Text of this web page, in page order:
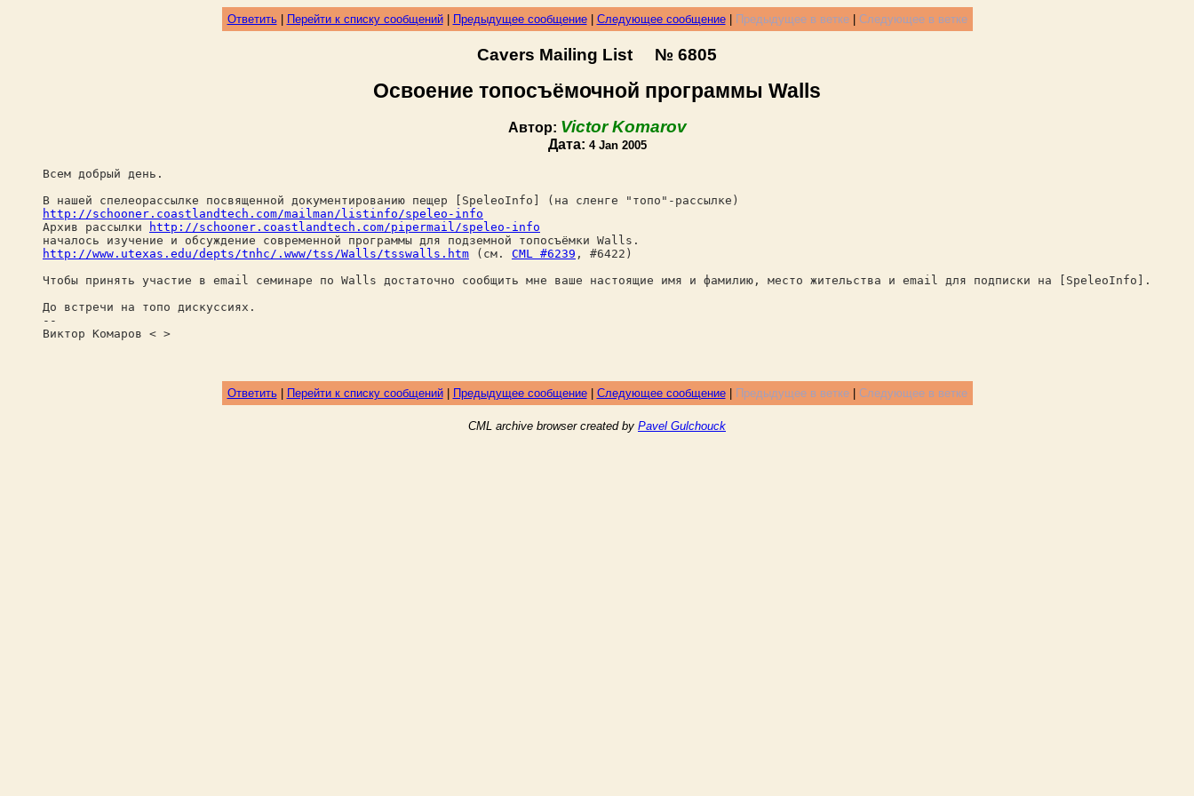
Ответить| Перейти к списку сообщений| Предыдущее сообщение| Следующее сообщение| Предыдущее в ветке| Следующее в ветке
Cavers Mailing List № 6805
Освоение топосъёмочной программы Walls
Автор: Victor Komarov
Дата: 4 Jan 2005
Всем добрый день.
В нашей спелеорассылке посвященной документированию пещер [SpeleoInfo] (на сленге "топо"-рассылке)
http://schooner.coastlandtech.com/mailman/listinfo/speleo-info
Архив рассылки
http://schooner.coastlandtech.com/pipermail/speleo-info
началось изучение и обсуждение современной программы для подземной топосъёмки Walls.
http://www.utexas.edu/depts/tnhc/.www/tss/Walls/tsswalls.htm (cм. CML #6239 , #6422)
Чтобы принять участие в email семинаре по Walls достаточно сообщить мне ваше настоящие имя и фамилию, место жительства и email для подписки на [SpeleoInfo].
До встречи на топо дискуссиях.
--
Виктор Комаров < >
Ответить| Перейти к списку сообщений| Предыдущее сообщение| Следующее сообщение| Предыдущее в ветке| Следующее в ветке
CML archive browser created by Pavel Gulchouck